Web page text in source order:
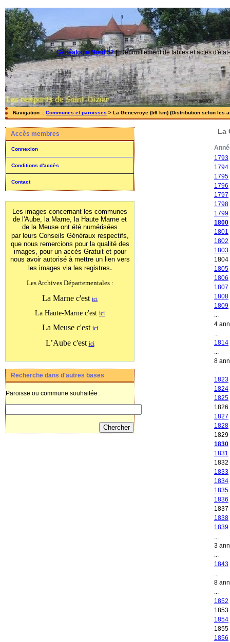
Généalogie Nord 52||Dépouillement de tables et actes
Navigation :: Communes et paroisses > La Genevroye (56 km) (Distribution selon les
Accès membres
Connexion
Conditions d'accès
Contact
Les images concernant les communes
de l'Aube, la Marne, la Haute Marne et
de la Meuse ont été numérisées
par leurs Conseils Généraux respectifs,
que nous remercions pour la qualité des
images, pour un accès Gratuit et pour
nous avoir autorisé à mettre un lien vers
les images via les registres.
Les Archives Départementales :
La Marne c'est ici
La Haute-Marne c'est ici
La Meuse c'est ici
L’Aube c'est ici
Recherche dans d'autres bases
Paroisse ou commune souhaitée :
La
1793
1794
1795
1796
1797
1798
1799
1800
1801
1802
1803
1804
1805
1806
1807
1808
1809
4
1814
8
1823
1824
1825
1826
1827
1828
1829
1830
1831
1832
1833
1834
1835
1836
1837
1838
1839
3
1843
8
1852
1853
1854
1855
1856